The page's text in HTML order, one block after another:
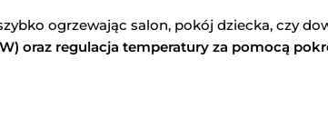
ogrzewając salon, pokój dziecka, czy
oraz regulacja temperatury za pomocą